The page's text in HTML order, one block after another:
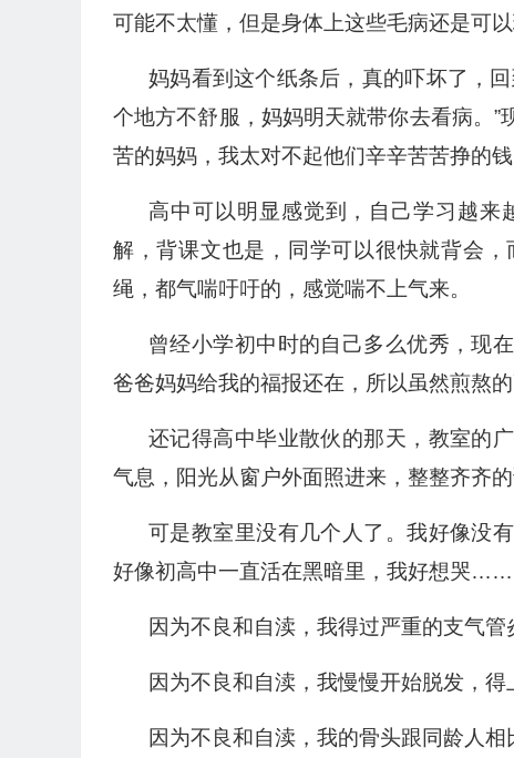
可能不太懂，但是身体上这些毛病还是可以
妈妈看到这个纸条后，真的吓坏了，
个地方不舒服，妈妈明天就带你去看病。
苦的妈妈，我太对不起他们辛辛苦苦挣的
高中可以明显感觉到，自己学习越来
解，背课文也是，同学可以很快就背会
绳，都气喘吁吁的，感觉喘不上气来。
曾经小学初中时的自己多么优秀，现
爸爸妈妈给我的福报还在，所以虽然煎熬
还记得高中毕业散伙的那天，教室的
气息，阳光从窗户外面照进来，整整齐齐
可是教室里没有几个人了。我好像没
好像初高中一直活在黑暗里，我好想哭……
因为不良和自渎，我得过严重的支气管
因为不良和自渎，我慢慢开始脱发，得
因为不良和自渎，我的骨头跟同龄人相